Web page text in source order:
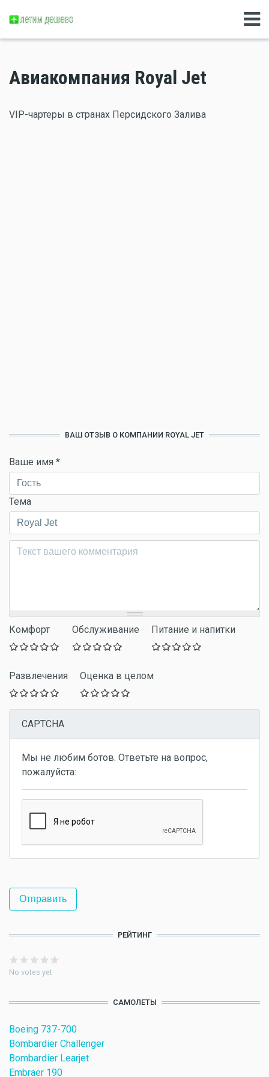
Авиакомпания Royal Jet
VIP-чартеры в странах Персидского Залива
ВАШ ОТЗЫВ О КОМПАНИИ ROYAL JET
Ваше имя *
Тема
Комментарий*
Комфорт Обслуживание Питание и напитки
Развлечения Оценка в целом
CAPTCHA
Мы не любим ботов. Ответьте на вопрос,
пожалуйста:
РЕЙТИНГ
No votes yet
САМОЛЕТЫ
Boeing 737-700
Bombardier Challenger
Bombardier Learjet
Embraer 190